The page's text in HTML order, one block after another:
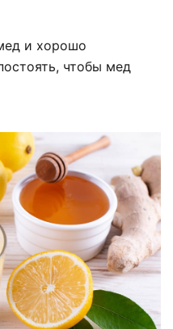
и хорошо
чтобы мед